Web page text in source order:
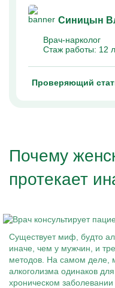
Синицын
Врач-нарколог
Стаж работы: 12
Проверяющий
Почему
протекает
Существует миф, будто
иначе, чем у мужчин, и
методов. На самом деле,
алкоголизма одинаков
хроническом